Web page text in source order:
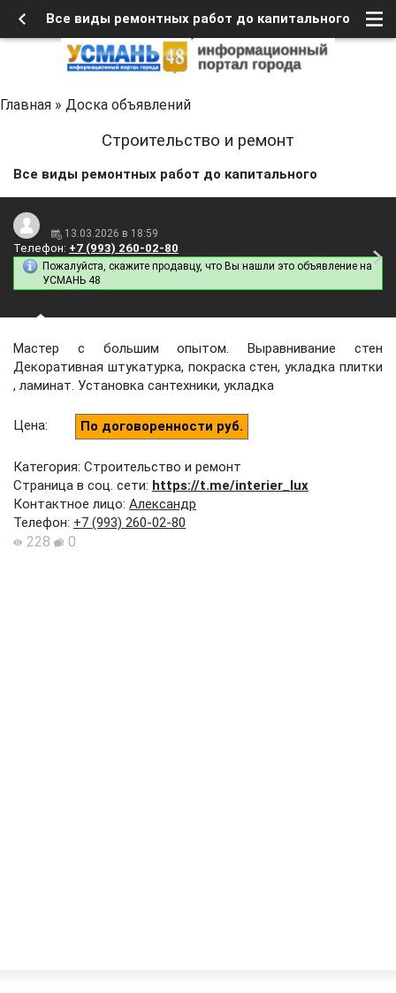
Все виды ремонтных работ до капитального
Главная » Доска объявлений
Строительство и ремонт
Все виды ремонтных работ до капитального
13.03.2026 в 18:59
Телефон: +7 (993) 260-02-80
Пожалуйста, скажите продавцу, что Вы нашли это объявление на
УСМАНЬ 48
Мастер с большим опытом. Выравнивание стен
Декоративная штукатурка, покраска стен, укладка плитки
, ламинат. Установка сантехники, укладка
Цена: По договоренности руб.
Категория: Строительство и ремонт
Страница в соц. сети: https://t.me/interier_lux
Контактное лицо: Александр
Телефон: +7 (993) 260-02-80
228 0